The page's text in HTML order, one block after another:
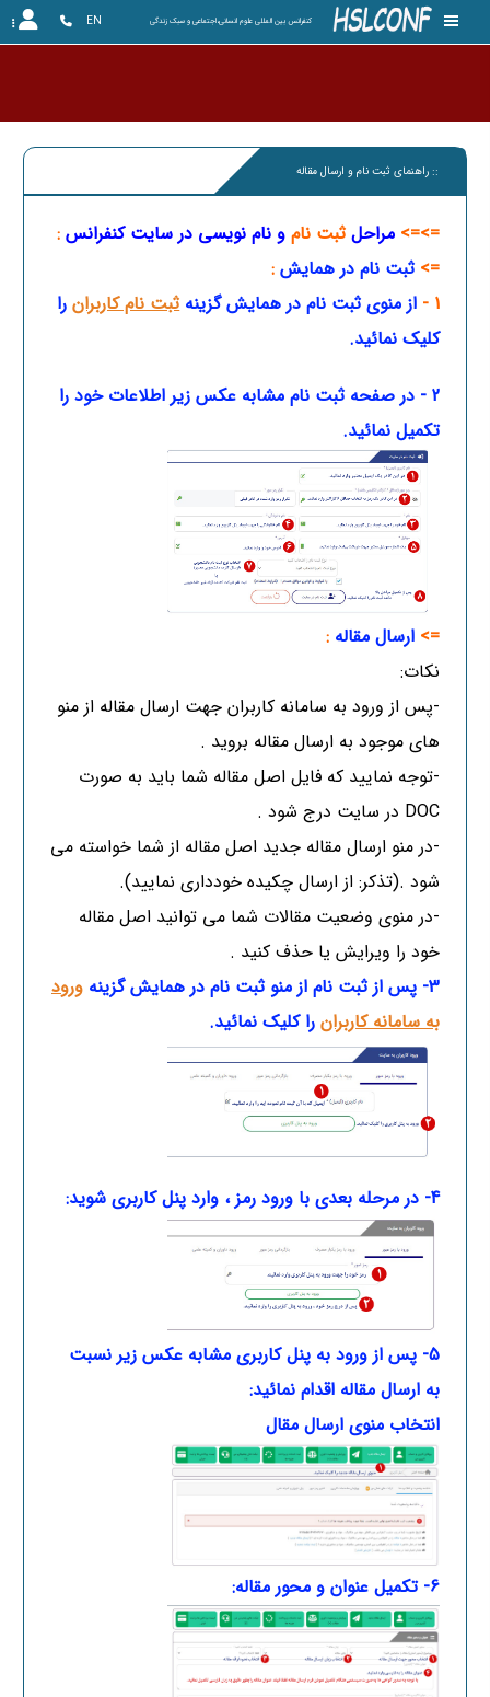
کنفرانس بین المللی علوم انسانی،اجتماعی و سبک زندگی EN
:: راهنمای ثبت نام و ارسال مقاله
=>=> مراحلثبت نام و نام نویسی در سایت کنفرانس:
=> ثبت نام در همایش:
1 -
از منوی ثبت نام در همایش گزینه ثبت نام کاربران را
کلیک نمائید.
2 - در صفحه ثبت نام مشابه عکس زیر اطلاعات خود را
تکمیل نمائید.
=> ارسال مقاله :
نکات:
-پس از ورود به سامانه کاربران جهت ارسال مقاله از منو
های موجود به ارسال مقاله بروید .
-توجه نمایید که فایل اصل مقاله شما باید به صورت
DOC در سایت درج شود .
-در منو ارسال مقاله جدید اصل مقاله از شما خواسته می
شود .(تذکر: از ارسال چکیده خودداری نمایید).
-در منوی وضعیت مقالات شما می توانید اصل مقاله
خود را ویرایش یا حذف کنید .
3- پس از ثبت نام از منو ثبت نام در همایش گزینه
ورود
به سامانه کاربرانرا کلیک نمائید.
4- در مرحله بعدی با ورود رمز ، وارد پنل کاربری شوید:
5- پس از ورود به پنل کاربری مشابه عکس زیر نسبت
به ارسال مقاله اقدام نمائید:
انتخاب منوی ارسال مقال
6- تکمیل عنوان و محور مقاله: